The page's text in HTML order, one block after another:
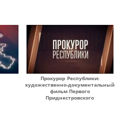
Прокурор Республики:
художественно-документальный
фильм Первого
Приднестровского